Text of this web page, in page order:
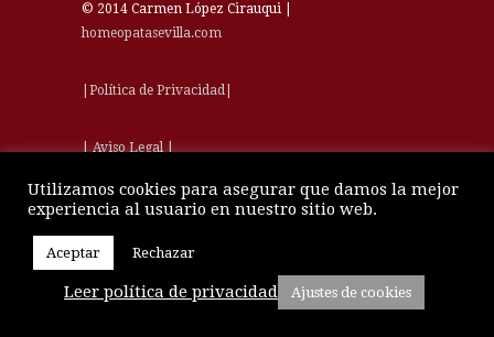
© 2014 Carmen López Cirauqui |
homeopatasevilla.com
|Política de Privacidad|
| Aviso Legal |
Utilizamos cookies para asegurar que damos la mejor
experiencia al usuario en nuestro sitio web.
Aceptar Rechazar
Leer política de privacidad Ajustes de cookies